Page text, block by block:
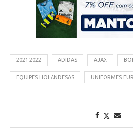
2021-2022 ADIDAS AJAX
EQUIPES HOLANDESAS UNIFORMES